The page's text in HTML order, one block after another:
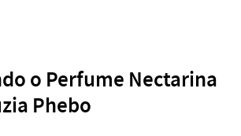
o Perfume Nectarina
Phebo